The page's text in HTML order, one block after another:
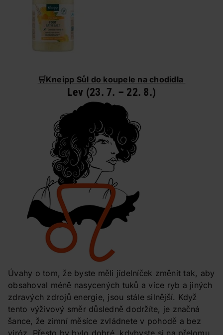
🛒Kneipp Sůl do koupele na chodidla
Lev (23. 7. – 22. 8.)
Úvahy o tom, že byste měli jídelníček změnit tak, aby
obsahoval méně nasycených tuků a více ryb a jiných
zdravých zdrojů energie, jsou stále silnější. Když
tento výživový směr důsledně dodržíte, je značná
šance, že zimní měsíce zvládnete v pohodě a bez